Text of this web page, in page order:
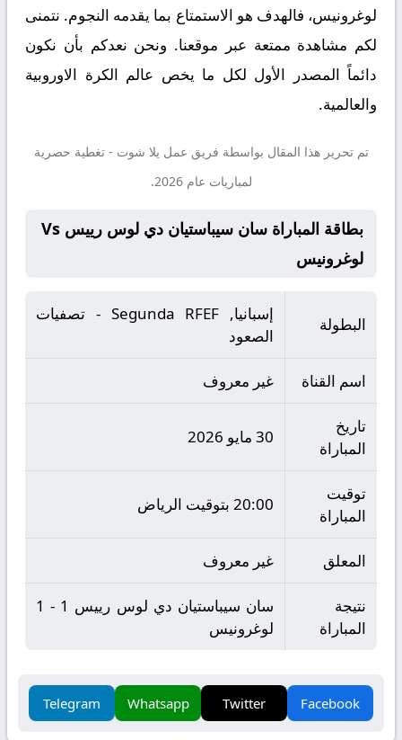
لوغرونيس، فالهدف هو الاستمتاع بما يقدمه النجوم. نتمنى
لكم مشاهدة ممتعة عبر موقعنا. ونحن نعدكم بأن نكون
دائماً المصدر الأول لكل ما يخص عالم الكرة الاوروبية
والعالمية.
تم تحرير هذا المقال بواسطة فريق عمل يلا شوت - تغطية حصرية
لمباريات عام 2026.
بطاقة المباراة سان سيباستيان دي لوس رييس Vs
لوغرونيس
البطولة
إسبانيا, Segunda RFEF - تصفيات
الصعود
اسم القناة غير معروف
تاريخ
المباراة
30 مايو 2026
توقيت
المباراة
20:00 بتوقيت الرياض
المعلق غير معروف
نتيجة
المباراة
سان سيباستيان دي لوس رييس 1 - 1
لوغرونيس
Facebook
Twitter
Whatsapp
Telegram